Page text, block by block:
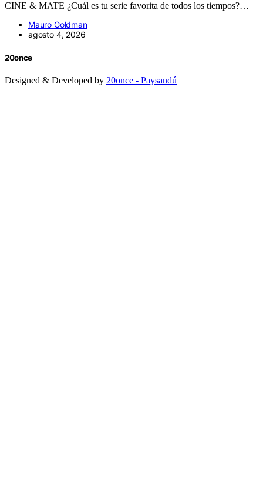
CINE & MATE ¿Cuál es tu serie favorita de todos los tiempos?…
Mauro Goldman
agosto 4, 2026
20once
Designed & Developed by 20once - Paysandú